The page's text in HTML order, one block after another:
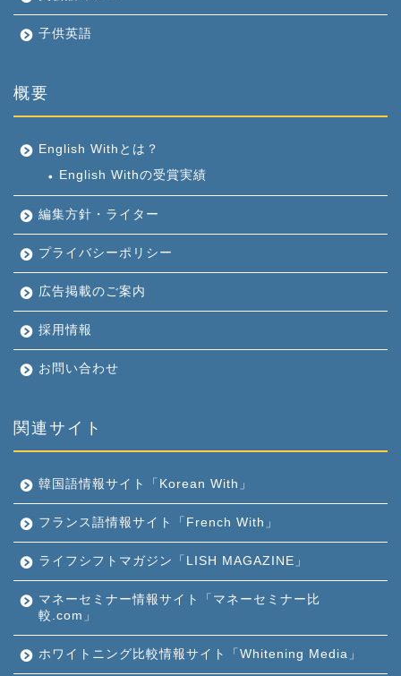
子供英語
概要
English Withとは？
English Withの受賞実績
編集方針・ライター
プライバシーポリシー
広告掲載のご案内
採用情報
お問い合わせ
関連サイト
韓国語情報サイト「Korean With」
フランス語情報サイト「French With」
ライフシフトマガジン「LISH MAGAZINE」
マネーセミナー情報サイト「マネーセミナー比
較.com」
ホワイトニング比較情報サイト「Whitening Media」